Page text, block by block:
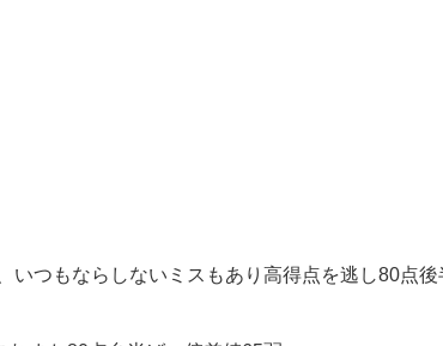
いつもならしないミスもあり高得点を逃し80点